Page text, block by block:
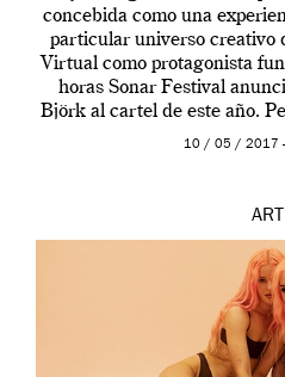
concebida como una
particular universo creativo
Virtual como protagonista
horas Sonar Festival
Björk al cartel de este año.
en una de las10 / 05 / 2017
ART